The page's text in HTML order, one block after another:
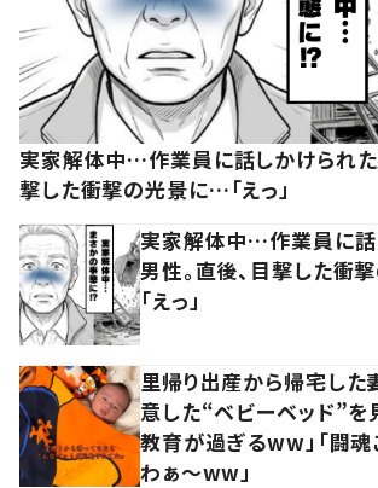
実家解体中…作業員に話しかけられた
撃した衝撃の光景に…「えっ」
実家解体中…作業員に話
男性。直後、目撃した衝
「えっ」
里帰り出産から帰宅した
意した“ベビーベッド”を
教育が過ぎるww」「闘魂
わぁ～ww」